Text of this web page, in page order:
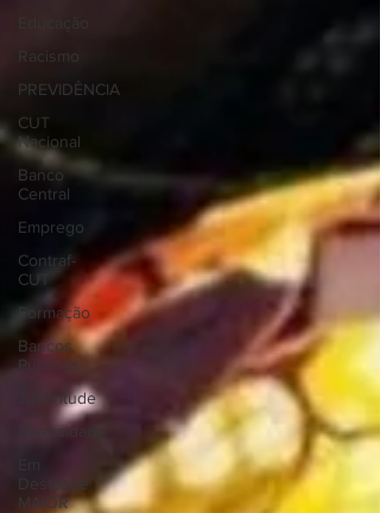
Racismo
PREVIDÊNCIA
CUT
Nacional
Banco
Central
Emprego
Contraf-
CUT
Formação
Bancos
Públicos
Juventude
Diversidade
Destaque
MAIOR